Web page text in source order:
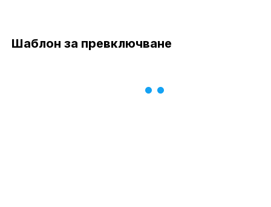
Шаблон за превключване